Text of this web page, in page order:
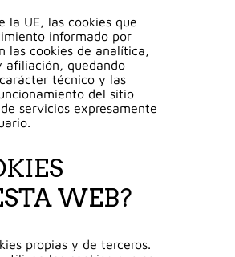
la UE, las cookies que
informado por
las cookies de analítica,
afiliación, quedando
técnico y las
del sitio
servicios expresamente
WEB?
propias y de terceros.